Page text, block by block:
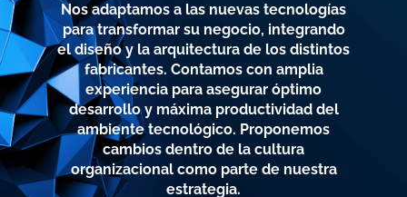
Nos adaptamos a las nuevas tecnologías
para transformar su negocio, integrando
el diseño y la arquitectura de los distintos
fabricantes. Contamos con amplia
experiencia para asegurar óptimo
desarrollo y máxima productividad del
ambiente tecnológico. Proponemos
cambios dentro de la cultura
organizacional como parte de nuestra
estrategia.